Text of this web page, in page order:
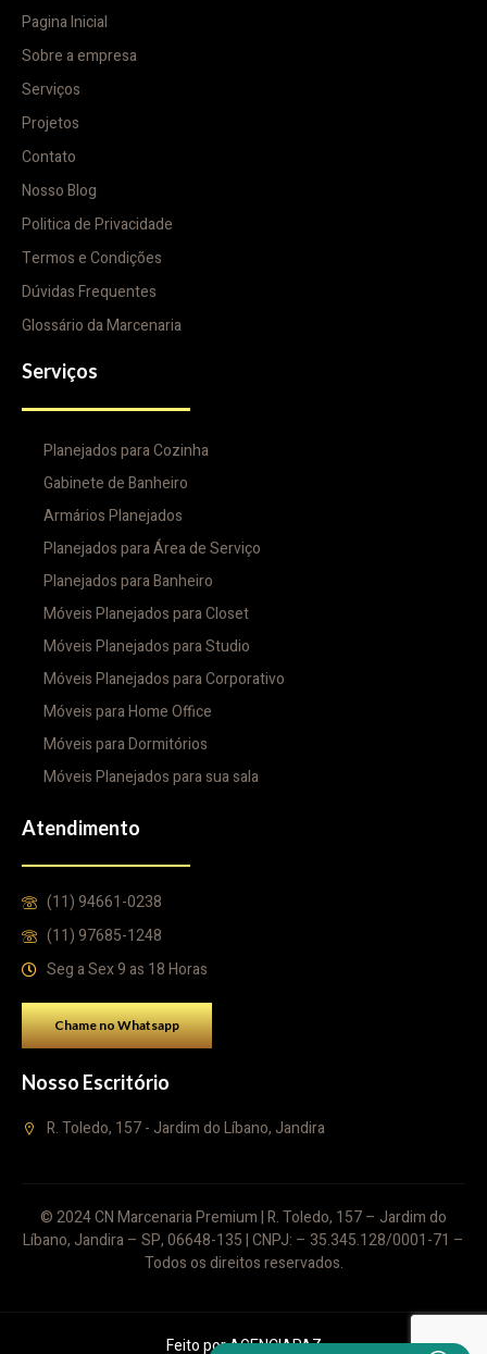
Pagina Inicial
Sobre a empresa
Serviços
Projetos
Contato
Nosso Blog
Politica de Privacidade
Termos e Condições
Dúvidas Frequentes
Glossário da Marcenaria
Serviços
Planejados para Cozinha
Gabinete de Banheiro
Armários Planejados
Planejados para Área de Serviço
Planejados para Banheiro
Móveis Planejados para Closet
Móveis Planejados para Studio
Móveis Planejados para Corporativo
Móveis para Home Office
Móveis para Dormitórios
Móveis Planejados para sua sala
Atendimento
(11) 94661-0238
(11) 97685-1248
Seg a Sex 9 as 18 Horas
Chame no Whatsapp
Nosso Escritório
R. Toledo, 157 - Jardim do Líbano, Jandira
© 2024 CN Marcenaria Premium | R. Toledo, 157 – Jardim do
Líbano, Jandira – SP, 06648-135 | CNPJ: – 35.345.128/0001-71 –
Todos os direitos reservados.
Feito porAGENCIAPAZ